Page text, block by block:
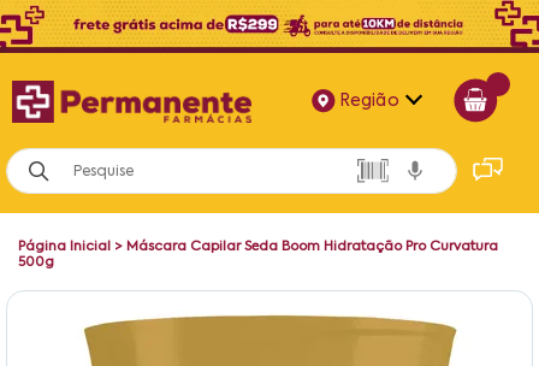
Região
Alagoas
Bahia
Página Inicial > Máscara Capilar Seda Boom Hidratação Pro Curvatura
500g